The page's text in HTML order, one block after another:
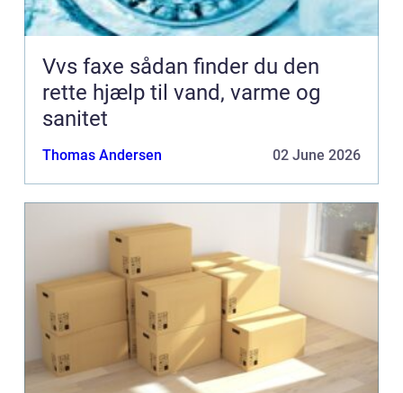
Vvs faxe sådan finder du den
rette hjælp til vand, varme og
sanitet
Thomas Andersen 02 June 2026